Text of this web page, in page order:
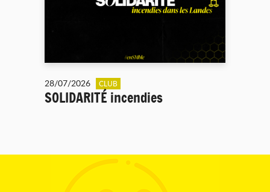
28/07/2026 CLUB
SOLIDARITÉ incendies